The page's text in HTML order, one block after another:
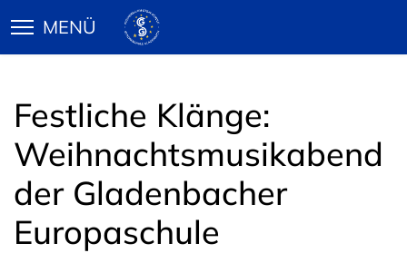
Festliche Klänge:
Weihnachtsmusikabend
der Gladenbacher
Europaschule